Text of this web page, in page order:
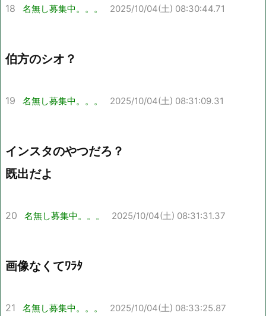
18 名無し募集中。。。 2025/10/04(土) 08:30:44.71
伯方のシオ？
19 名無し募集中。。。 2025/10/04(土) 08:31:09.31
インスタのやつだろ？
既出だよ
20 名無し募集中。。。 2025/10/04(土) 08:31:31.37
画像なくてﾜﾗﾀ
21 名無し募集中。。。 2025/10/04(土) 08:33:25.87